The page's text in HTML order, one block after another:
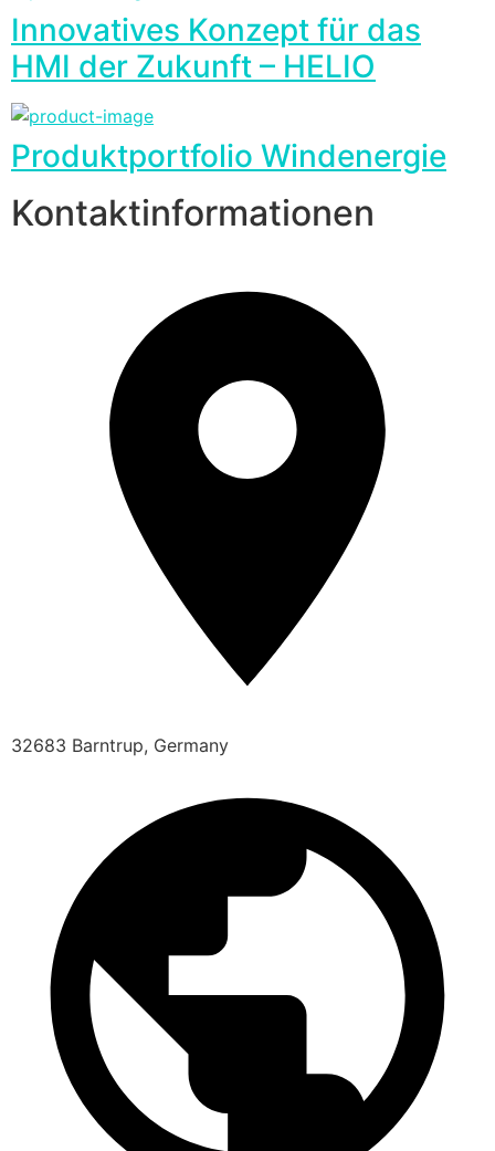
Innovatives Konzept für das
HMI der Zukunft – HELIO
Produktportfolio Windenergie
Kontaktinformationen
32683 Barntrup, Germany